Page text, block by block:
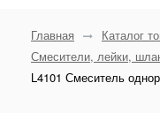
Главная
Каталог
Смесители, лейки,
L4101 Смеситель